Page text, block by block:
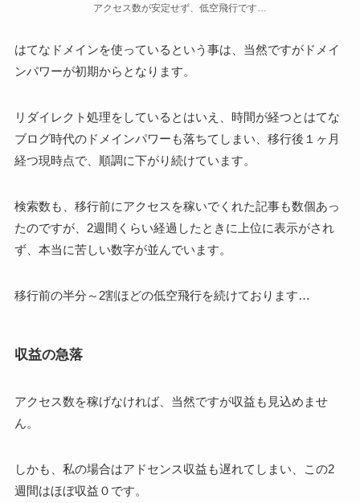
アクセス数が安定せず、低空飛行です…
はてなドメインを使っているという事は、当然ですがドメイ
ンパワーが初期からとなります。
リダイレクト処理をしているとはいえ、時間が経つとはてな
ブログ時代のドメインパワーも落ちてしまい、移行後１ヶ月
経つ現時点で、順調に下がり続けています。
検索数も、移行前にアクセスを稼いでくれた記事も数個あっ
たのですが、2週間くらい経過したときに上位に表示がされ
ず、本当に苦しい数字が並んでいます。
移行前の半分～2割ほどの低空飛行を続けております…
収益の急落
アクセス数を稼げなければ、当然ですが収益も見込めませ
ん。
しかも、私の場合はアドセンス収益も遅れてしまい、この2
週間はほぼ収益０です。